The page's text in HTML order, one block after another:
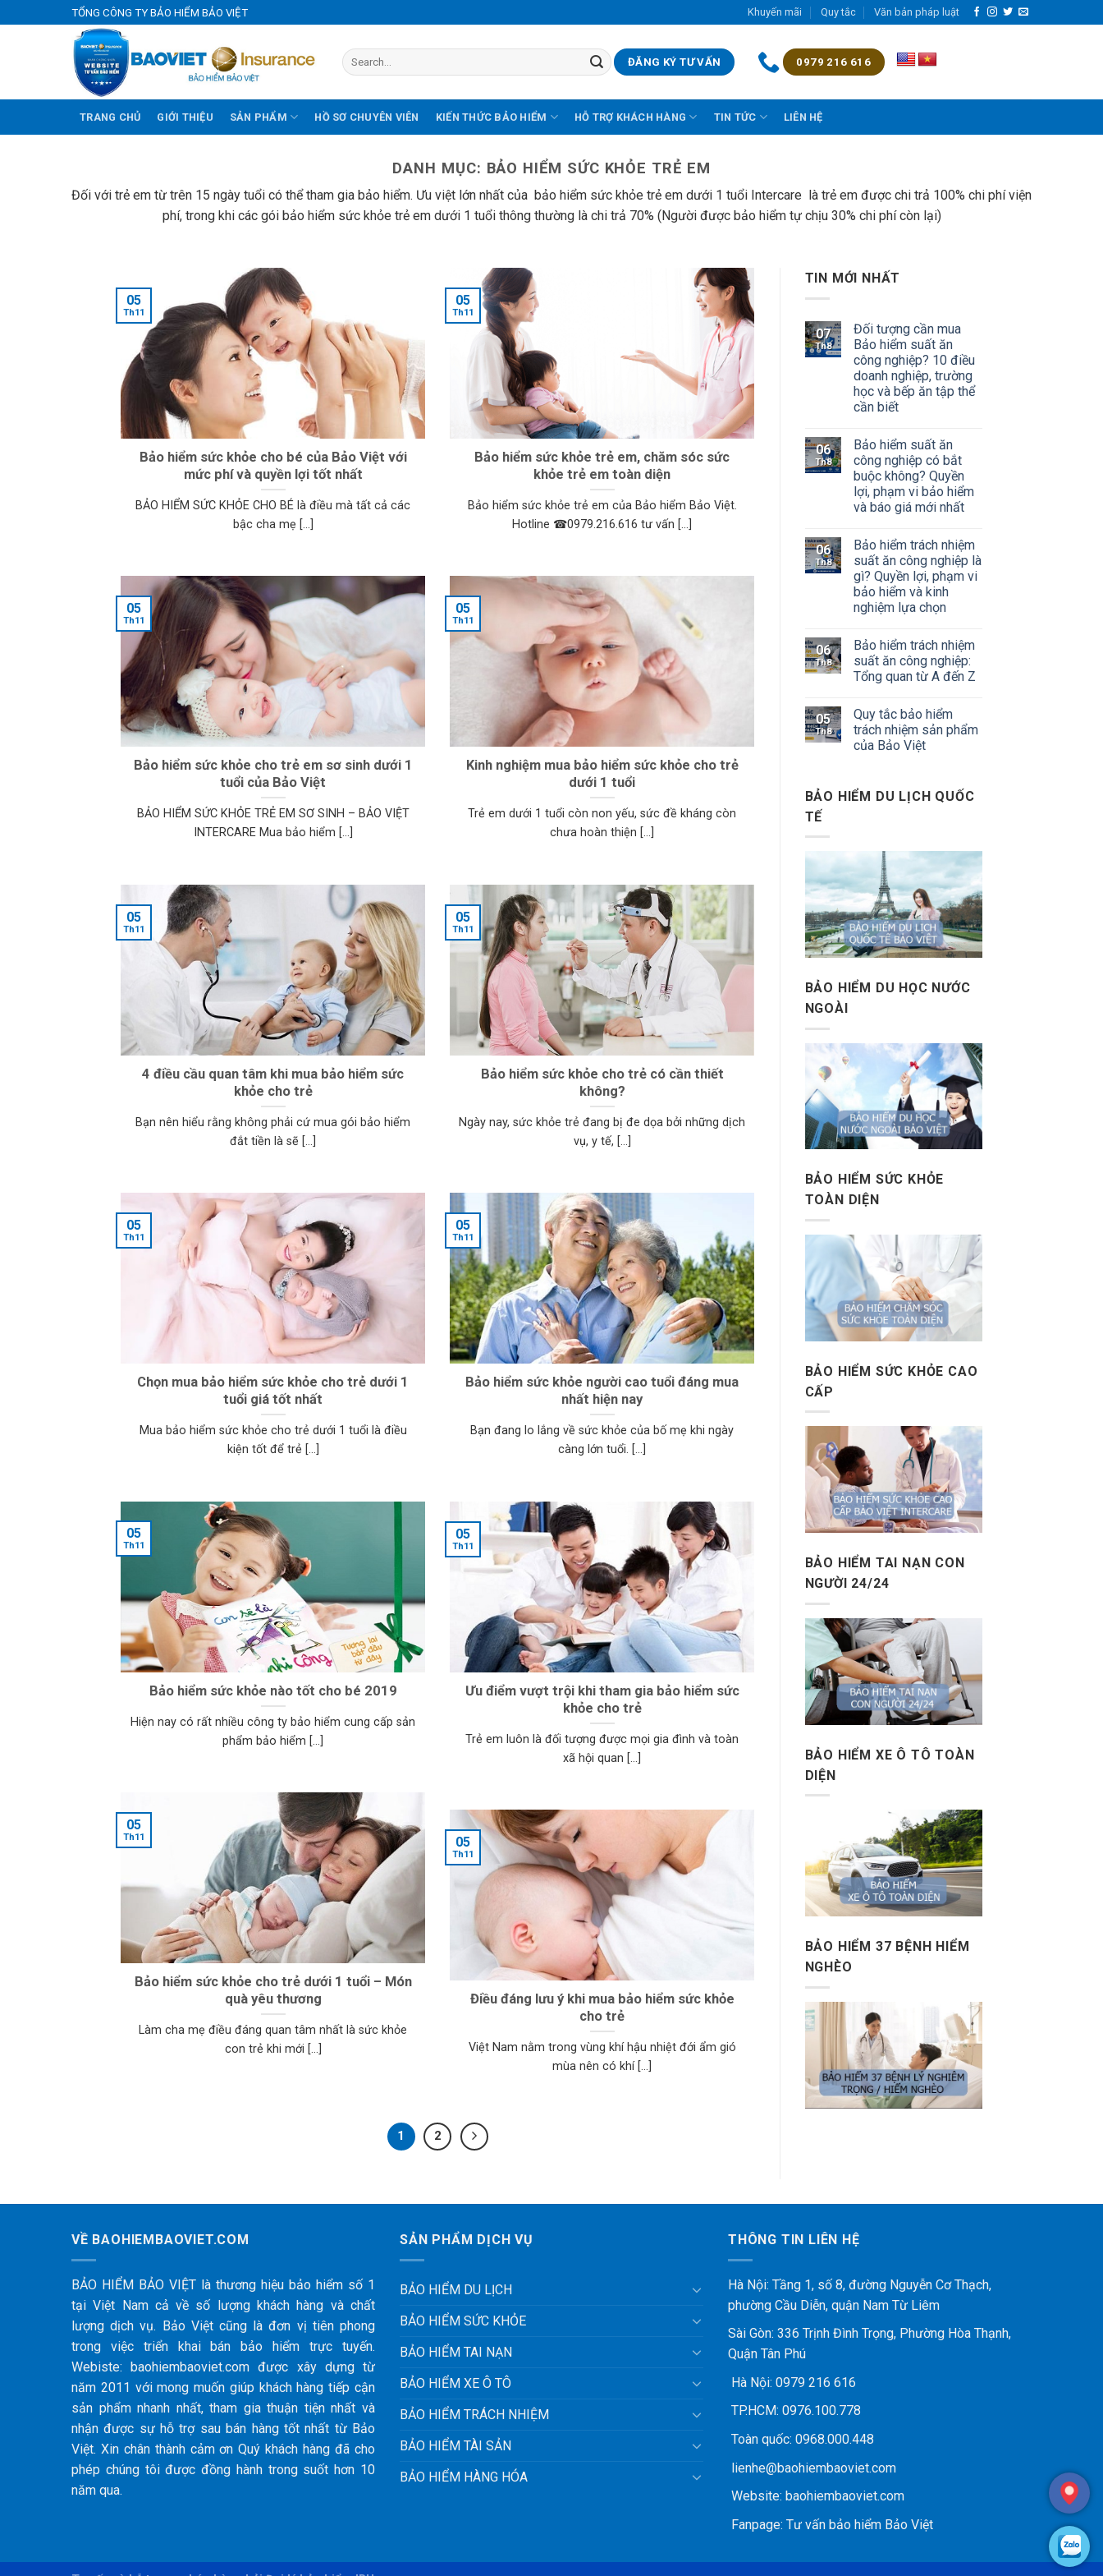
to
TỔNG CÔNG TY BẢO HIỂM BẢO VIỆT Khuyến mãi Quy tắc Văn bản pháp luật
ĐĂNG KÝ TƯ VẤN 0979 216 616
TRANG CHỦ GIỚI THIỆU SẢN PHẨM HỒ SƠ CHUYÊN VIÊN KIẾN THỨC BẢO HIỂM HỖ TRỢ KHÁCH HÀNG TIN TỨC LIÊN HỆ
DANH MỤC: BẢO HIỂM SỨC KHỎE TRẺ EM
Đối với trẻ em từ trên 15 ngày tuổi có thể tham gia bảo hiểm. Ưu việt lớn nhất của bảo hiểm sức khỏe trẻ em dưới 1 tuổi Intercare là trẻ em được chi trả 100% chi phí viện
phí, trong khi các gói bảo hiểm sức khỏe trẻ em dưới 1 tuổi thông thường là chi trả 70% (Người được bảo hiểm tự chịu 30% chi phí còn lại)
Bảo hiểm sức khỏe cho bé của Bảo Việt với
mức phí và quyền lợi tốt nhất
BẢO HIỂM SỨC KHỎE CHO BÉ là điều mà tất cả các
bậc cha mẹ [...]
05
Th11
Bảo hiểm sức khỏe trẻ em, chăm sóc sức
khỏe trẻ em toàn diện
Bảo hiểm sức khỏe trẻ em của Bảo hiểm Bảo Việt.
Hotline ☎0979.216.616 tư vấn [...]
05
Th11
Bảo hiểm sức khỏe cho trẻ em sơ sinh dưới 1
tuổi của Bảo Việt
BẢO HIỂM SỨC KHỎE TRẺ EM SƠ SINH – BẢO VIỆT
INTERCARE Mua bảo hiểm [...]
05
Th11
Kinh nghiệm mua bảo hiểm sức khỏe cho trẻ
dưới 1 tuổi
Trẻ em dưới 1 tuổi còn non yếu, sức đề kháng còn
chưa hoàn thiện [...]
05
Th11
4 điều cầu quan tâm khi mua bảo hiểm sức
khỏe cho trẻ
Bạn nên hiểu rằng không phải cứ mua gói bảo hiểm
đắt tiền là sẽ [...]
05
Th11
Bảo hiểm sức khỏe cho trẻ có cần thiết
không?
Ngày nay, sức khỏe trẻ đang bị đe dọa bởi những dịch
vụ, y tế, [...]
05
Th11
Chọn mua bảo hiểm sức khỏe cho trẻ dưới 1
tuổi giá tốt nhất
Mua bảo hiểm sức khỏe cho trẻ dưới 1 tuổi là điều
kiện tốt để trẻ [...]
05
Th11
Bảo hiểm sức khỏe người cao tuổi đáng mua
nhất hiện nay
Bạn đang lo lắng về sức khỏe của bố mẹ khi ngày
càng lớn tuổi. [...]
05
Th11
Bảo hiểm sức khỏe nào tốt cho bé 2019
Hiện nay có rất nhiều công ty bảo hiểm cung cấp sản
phẩm bảo hiểm [...]
05
Th11
Ưu điểm vượt trội khi tham gia bảo hiểm sức
khỏe cho trẻ
Trẻ em luôn là đối tượng được mọi gia đình và toàn
xã hội quan [...]
05
Th11
Bảo hiểm sức khỏe cho trẻ dưới 1 tuổi – Món
quà yêu thương
Làm cha mẹ điều đáng quan tâm nhất là sức khỏe
con trẻ khi mới [...]
05
Th11
Điều đáng lưu ý khi mua bảo hiểm sức khỏe
cho trẻ
Việt Nam nằm trong vùng khí hậu nhiệt đới ẩm gió
mùa nên có khí [...]
05
Th11
1 2
TIN MỚI NHẤT
07
Th8
Đối tượng cần mua
Bảo hiểm suất ăn
công nghiệp? 10 điều
doanh nghiệp, trường
học và bếp ăn tập thể
cần biết
06
Th8
Bảo hiểm suất ăn
công nghiệp có bắt
buộc không? Quyền
lợi, phạm vi bảo hiểm
và báo giá mới nhất
06
Th8
Bảo hiểm trách nhiệm
suất ăn công nghiệp là
gì? Quyền lợi, phạm vi
bảo hiểm và kinh
nghiệm lựa chọn
06
Th8
Bảo hiểm trách nhiệm
suất ăn công nghiệp:
Tổng quan từ A đến Z
05
Th8
Quy tắc bảo hiểm
trách nhiệm sản phẩm
của Bảo Việt
BẢO HIỂM DU LỊCH QUỐC
TẾ
BẢO HIỂM DU HỌC NƯỚC
NGOÀI
BẢO HIỂM SỨC KHỎE
TOÀN DIỆN
BẢO HIỂM SỨC KHỎE CAO
CẤP
BẢO HIỂM TAI NẠN CON
NGƯỜI 24/24
BẢO HIỂM XE Ô TÔ TOÀN
DIỆN
BẢO HIỂM 37 BỆNH HIỂM
NGHÈO
VỀ BAOHIEMBAOVIET.COM
BẢO HIỂM BẢO VIỆT là thương hiệu bảo hiểm số 1
tại Việt Nam cả về số lượng khách hàng và chất
lượng dịch vụ. Bảo Việt cũng là đơn vị tiên phong
trong việc triển khai bán bảo hiểm trực tuyến.
Webiste: baohiembaoviet.com được xây dựng từ
năm 2011 với mong muốn giúp khách hàng tiếp cận
sản phẩm nhanh nhất, tham gia thuận tiện nhất và
nhận được sự hỗ trợ sau bán hàng tốt nhất từ Bảo
Việt. Xin chân thành cảm ơn Quý khách hàng đã cho
phép chúng tôi được đồng hành trong suốt hơn 10
năm qua.
SẢN PHẨM DỊCH VỤ
BẢO HIỂM DU LỊCH
BẢO HIỂM SỨC KHỎE
BẢO HIỂM TAI NẠN
BẢO HIỂM XE Ô TÔ
BẢO HIỂM TRÁCH NHIỆM
BẢO HIỂM TÀI SẢN
BẢO HIỂM HÀNG HÓA
THÔNG TIN LIÊN HỆ
Hà Nội: Tầng 1, số 8, đường Nguyễn Cơ Thạch,
phường Cầu Diễn, quận Nam Từ Liêm
Sài Gòn: 336 Trịnh Đình Trọng, Phường Hòa Thạnh,
Quận Tân Phú
Hà Nội: 0979 216 616
TP.HCM: 0976.100.778
Toàn quốc: 0968.000.448
lienhe@baohiembaoviet.com
Website: baohiembaoviet.com
Fanpage: Tư vấn bảo hiểm Bảo Việt